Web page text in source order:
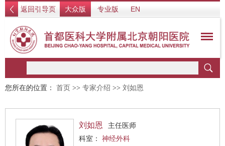
返回引导页 大众版 专业版 EN
您所在的位置： 首页 >> 专家介绍 >> 刘如恩
刘如恩
主任医师
科室： 神经外科